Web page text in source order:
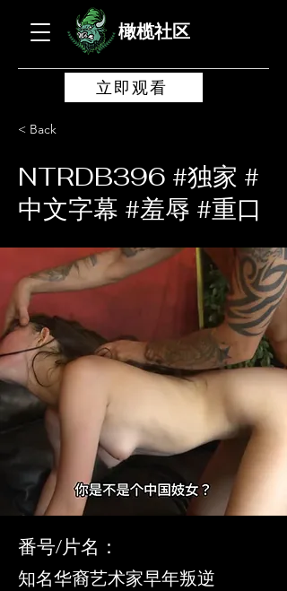
橄榄社区
立即观看
< Back
NTRDB396 #独家 #
中文字幕 #羞辱 #重口
番号/片名：
知名华裔艺术家早年叛逆